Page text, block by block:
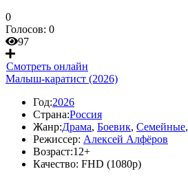
0
Голосов: 0
97
Смотреть онлайн
Малыш-каратист (2026)
Год:2026
Страна:Россия
Жанр:Драма, Боевик, Семейные,
Режиссер: Алексей Алфёров
Возраст:12+
Качество: FHD (1080p)